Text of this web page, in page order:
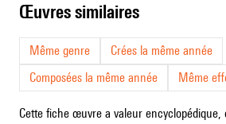
œuvres similaires
Même genre
Crées la même année
Composées la même année
Même
Cette fiche œuvre a valeur encyclopédique,